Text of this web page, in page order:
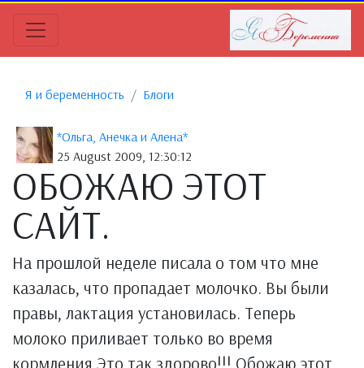
Я и беременность Блоги
*Ольга, Анечка и Алена*
25 August 2009, 12:30:12
ОБОЖАЮ ЭТОТ
САЙТ.
На прошлой неделе писала о том что мне
казалась, что пропадает молочко. Вы были
правы, лактация установилась. Теперь
молоко приливает только во время
кормления Это так здорово!!! Обожаю этот